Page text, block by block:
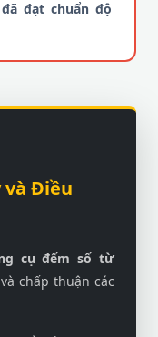
đạt chuẩn độ
và Điều
cụ đếm số từ
chấp thuận các